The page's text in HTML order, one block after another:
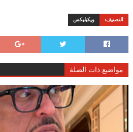
التصنيف: ويكيليكس
مواضيع ذات الصلة